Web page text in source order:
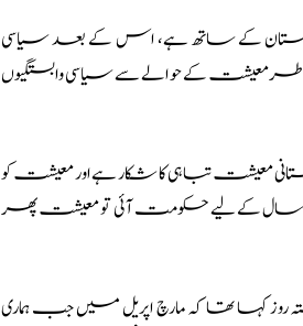
پاکستان کے ساتھ ہے، اس کے بعد سیاسی
معیشت کے حوالے سے سیاسی وابستگیوں
معیشت تباہی کا شکار ہے اور معیشت کو
مزید تباہی سے بچانے کا راستہ ہے کہ صاف اور شفاف انتخابات ہوں اور 5 سال کے لیے حکومت آئی تو معیشت پھر
تھا کہ مارچ اپریل میں جب ہماری